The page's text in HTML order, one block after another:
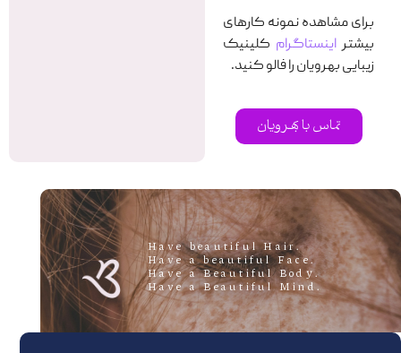
برای مشاهده نمونه کارهای
بیشتر اینستاگرام کلینیک
زیبایی بهرویان را فالو کنید.
تماس با بهرویان
.Have beautiful Hair
.Have a beautiful Face
.Have a Beautiful Body
.Have a Beautiful Mind